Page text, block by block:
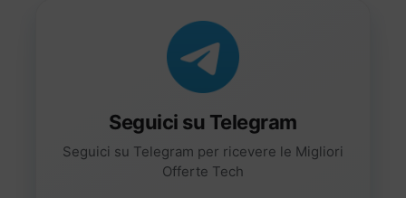
Seguici su Telegram
Seguici su Telegram per ricevere le Migliori
Offerte Tech